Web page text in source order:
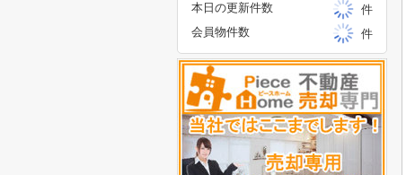
本日の更新件数
件
会員物件数
件